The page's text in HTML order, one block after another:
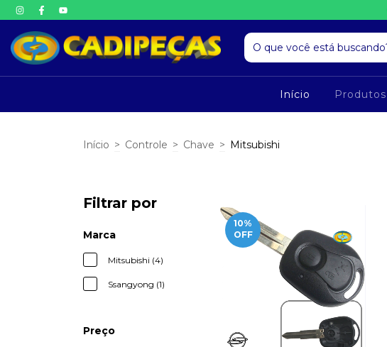
Início Produtos
Início > Controle > Chave > Mitsubishi
Filtrar por
Marca
Mitsubishi (4)
Ssangyong (1)
Preço
10%
OFF